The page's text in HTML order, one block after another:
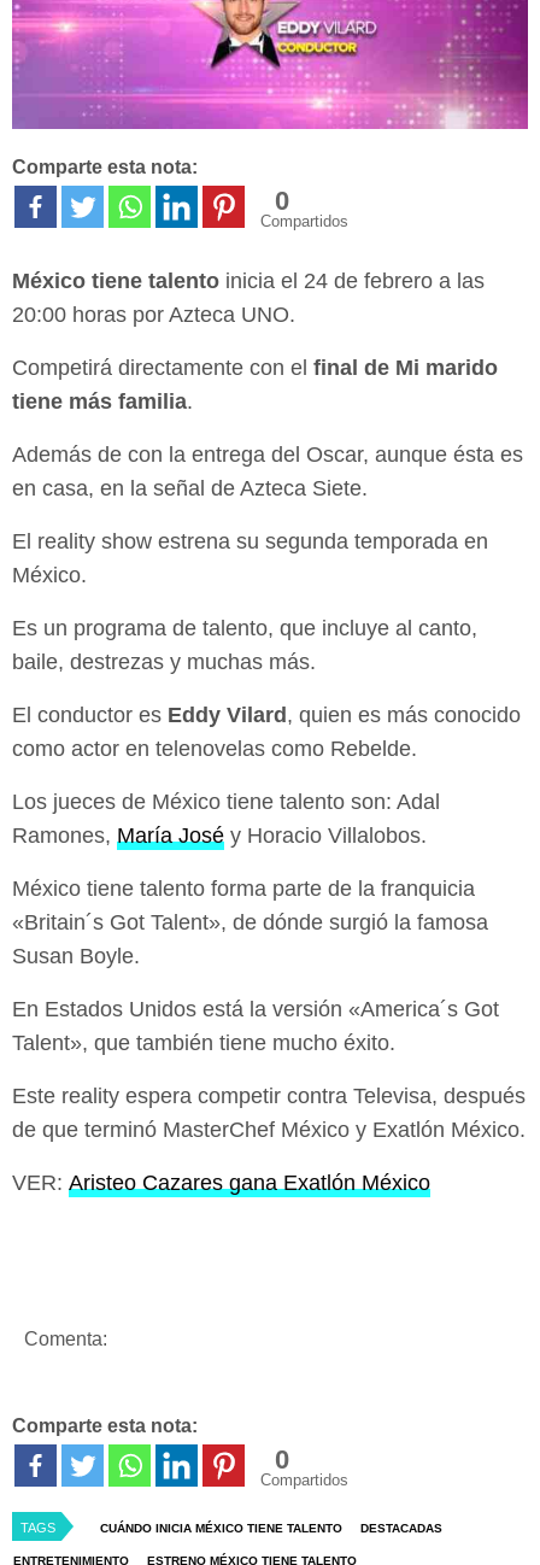
Comparte esta nota:
0
Compartidos
México tiene talento inicia el 24 de febrero a las
20:00 horas por Azteca UNO.
Competirá directamente con el final de Mi marido
tiene más familia.
Además de con la entrega del Oscar, aunque ésta es
en casa, en la señal de Azteca Siete.
El reality show estrena su segunda temporada en
México.
Es un programa de talento, que incluye al canto,
baile, destrezas y muchas más.
El conductor es Eddy Vilard , quien es más conocido
como actor en telenovelas como Rebelde.
Los jueces de México tiene talento son: Adal
Ramones, María José y Horacio Villalobos.
México tiene talento forma parte de la franquicia
«Britain´s Got Talent», de dónde surgió la famosa
Susan Boyle.
En Estados Unidos está la versión «America´s Got
Talent», que también tiene mucho éxito.
Este reality espera competir contra Televisa, después
de que terminó MasterChef México y Exatlón México.
VER: Aristeo Cazares gana Exatlón México
Comenta:
Comparte esta nota:
0
Compartidos
TAGS CUÁNDO INICIA MÉXICO TIENE TALENTO DESTACADAS
ENTRETENIMIENTO ESTRENO MÉXICO TIENE TALENTO